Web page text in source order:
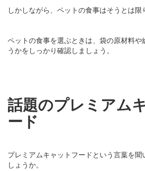
しかしながら、ペットの食事はそうとは限
ペットの食事を選ぶときは、袋の原材料
うかをしっかり確認しましょう。
話題のプレミアム
ード
プレミアムキャットフードという言葉を
しょうか。